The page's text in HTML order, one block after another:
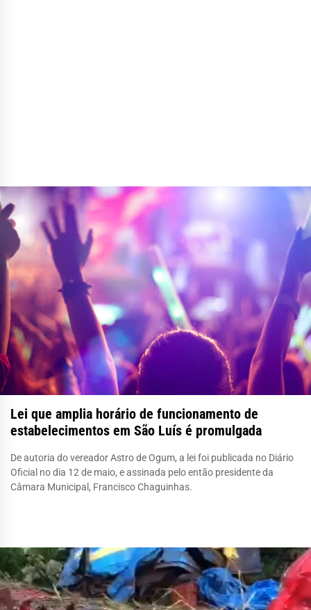
Lei que amplia horário de funcionamento de
estabelecimentos em São Luís é promulgada
De autoria do vereador Astro de Ogum, a lei foi publicada no Diário
Oficial no dia 12 de maio, e assinada pelo então presidente da
Câmara Municipal, Francisco Chaguinhas.